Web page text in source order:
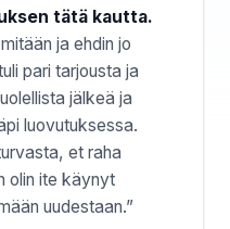
tätä kautta.
ja ehdin jo
pari tarjousta ja
jälkeä ja
luovutuksessa.
et raha
olin ite käynyt
uudestaan.”